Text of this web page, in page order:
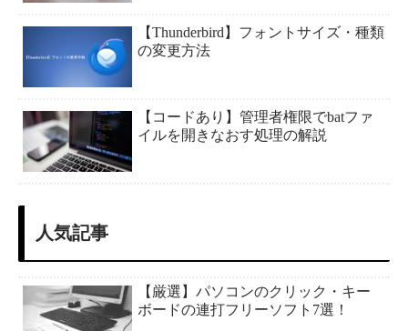
【Thunderbird】フォントサイズ・種類
の変更方法
【コードあり】管理者権限でbatファ
イルを開きなおす処理の解説
人気記事
【厳選】パソコンのクリック・キー
ボードの連打フリーソフト7選！